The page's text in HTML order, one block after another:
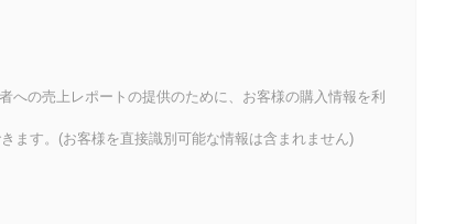
への売上レポートの提供のために、お客様の購入情報を利
ます。(お客様を直接識別可能な情報は含まれません)